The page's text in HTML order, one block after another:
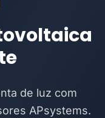
de luz com
APsystems.